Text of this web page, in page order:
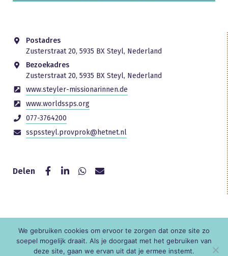
Postadres
Zusterstraat 20, 5935 BX Steyl, Nederland
Bezoekadres
Zusterstraat 20, 5935 BX Steyl, Nederland
www.steyler-missionarinnen.de
www.worldssps.org
077-3764200
sspssteyl.provprok@hetnet.nl
Delen
© KNR
We gebruiken cookies om ervoor te zorgen dat onze site zo
soepel mogelijk draait. Als je doorgaat met het gebruiken van
deze site, gaan we ervan uit dat je ermee instemt.